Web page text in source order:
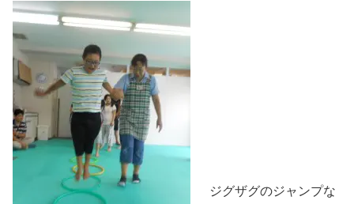
ジグザグのジャンプな